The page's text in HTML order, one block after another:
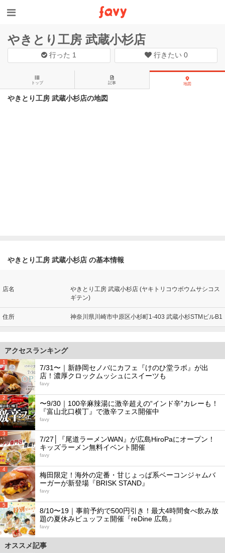
やきとり工房 武蔵小杉店
行った 1 行きたい 0
トップ 記事 地図
やきとり工房 武蔵小杉店の地図
やきとり工房 武蔵小杉店 の基本情報
店名
やきとり工房 武蔵小杉店 (ヤキトリコウボウムサシコス
ギテン)
住所 神奈川県川崎市中原区小杉町1-403 武蔵小杉STMビルB1
アクセスランキング
1
7/31〜｜新静岡セノバにカフェ『けのひ堂ラボ』が出
店！濃厚クロックムッシュにスイーツも
favy
2
〜9/30｜100辛麻辣湯に激辛超えの“インド辛”カレーも！
『富山北口横丁』で激辛フェス開催中
favy
3
7/27│『尾道ラーメンWAN』が広島HiroPaにオープン！
キッズラーメン無料イベント開催
favy
4
梅田限定！海外の定番・甘じょっぱ系ベーコンジャムバ
ーガーが新登場『BRISK STAND』
favy
5
8/10〜19｜事前予約で500円引き！最大4時間食べ飲み放
題の夏休みビュッフェ開催『reDine 広島』
favy
オススメ記事